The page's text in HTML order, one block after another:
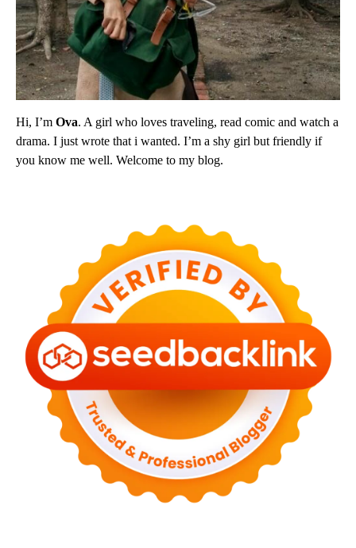
Hi, I’m Ova. A girl who loves traveling, read comic and watch a
drama. I just wrote that i wanted. I’m a shy girl but friendly if
you know me well. Welcome to my blog.